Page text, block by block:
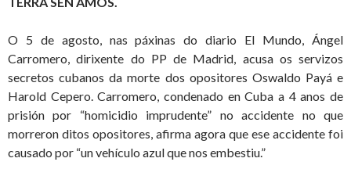
O 5 de agosto, nas páxinas do diario El Mundo, Ángel
Carromero, dirixente do PP de Madrid, acusa os servizos
secretos cubanos da morte dos opositores Oswaldo Payá e
Harold Cepero. Carromero, condenado en Cuba a 4 anos de
prisión por “homicidio imprudente” no accidente no que
morreron ditos opositores, afirma agora que ese accidente foi
causado por “un vehículo azul que nos embestiu.”